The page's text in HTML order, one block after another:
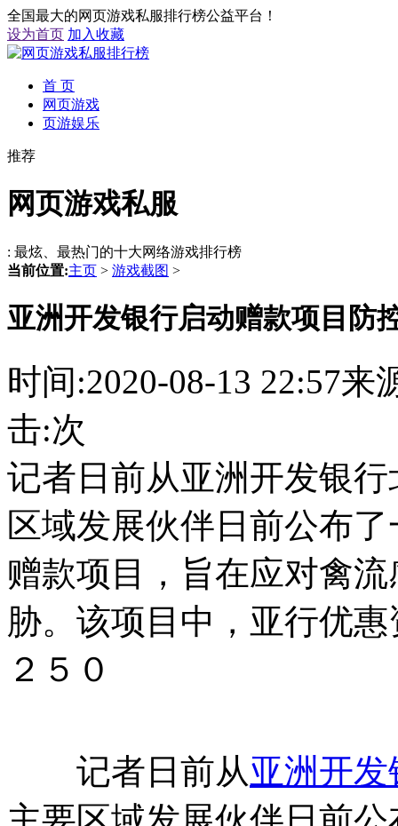
全国最大的网页游戏私服排行榜公益平台！
设为首页 加入收藏
首 页
网页游戏
页游娱乐
推荐
网页游戏私服
: 最炫、最热门的十大网络游戏排行榜
当前位置:主页 > 游戏截图 >
亚洲开发银行启动赠款项目防
时间:2020-08-13 22:57
击:次
记者日前从亚洲开发银
区域发展伙伴日前公布
赠款项目，旨在应对禽
胁。该项目中，亚行优
２５０
记者日前从亚洲开发